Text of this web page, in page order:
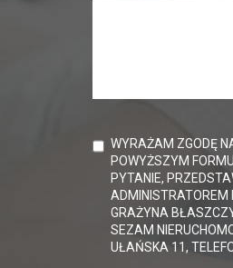
WYRAŻAM ZGODĘ
POWYŻSZYM
PYTANIE,
ADMINISTRATOREM
GRAŻYNA
SEZAM
UŁAŃSKA 11,